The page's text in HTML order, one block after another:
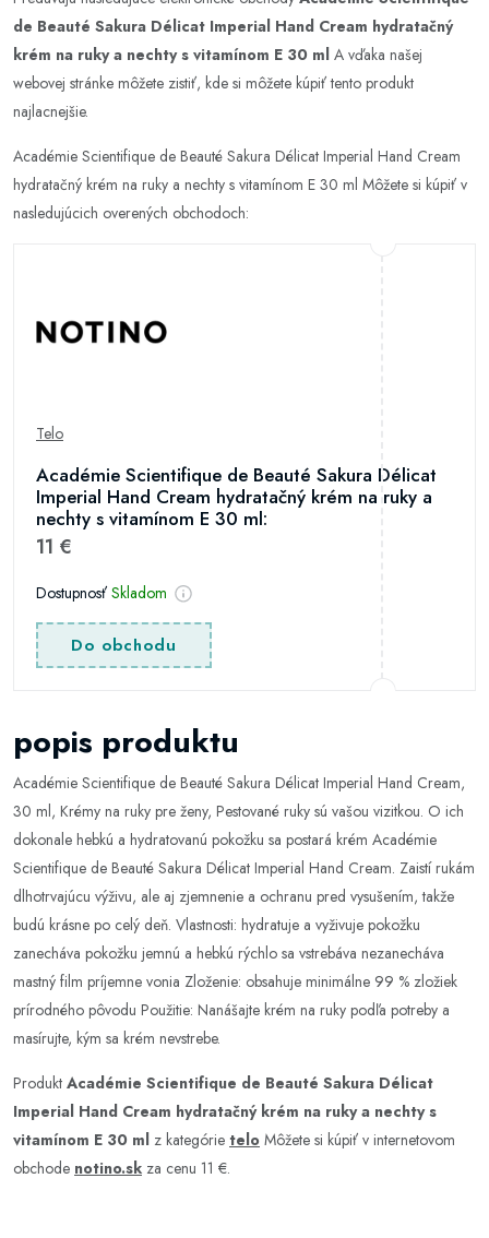
de Beauté Sakura Délicat Imperial Hand Cream hydratačný
krém na ruky a nechty s vitamínom E 30 ml A vďaka našej
webovej stránke môžete zistiť, kde si môžete kúpiť tento produkt
najlacnejšie.
Académie Scientifique de Beauté Sakura Délicat Imperial Hand Cream
hydratačný krém na ruky a nechty s vitamínom E 30 ml Môžete si kúpiť v
nasledujúcich overených obchodoch:
Telo
Académie Scientifique de Beauté Sakura Délicat
Imperial Hand Cream hydratačný krém na ruky a
nechty s vitamínom E 30 ml:
11 €
Dostupnosť Skladom
Do obchodu
popis produktu
Académie Scientifique de Beauté Sakura Délicat Imperial Hand Cream,
30 ml, Krémy na ruky pre ženy, Pestované ruky sú vašou vizitkou. O ich
dokonale hebkú a hydratovanú pokožku sa postará krém Académie
Scientifique de Beauté Sakura Délicat Imperial Hand Cream. Zaistí rukám
dlhotrvajúcu výživu, ale aj zjemnenie a ochranu pred vysušením, takže
budú krásne po celý deň. Vlastnosti: hydratuje a vyživuje pokožku
zanecháva pokožku jemnú a hebkú rýchlo sa vstrebáva nezanecháva
mastný film príjemne vonia Zloženie: obsahuje minimálne 99 % zložiek
prírodného pôvodu Použitie: Nanášajte krém na ruky podľa potreby a
masírujte, kým sa krém nevstrebe.
Produkt Académie Scientifique de Beauté Sakura Délicat
Imperial Hand Cream hydratačný krém na ruky a nechty s
vitamínom E 30 ml z kategórie telo Môžete si kúpiť v internetovom
obchode notino.sk za cenu 11 €.